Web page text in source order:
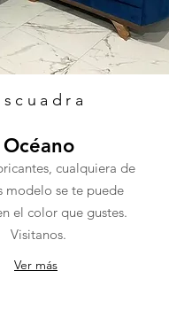
Océano
cualquiera de
modelo se te puede
el color que gustes.
Visitanos.
Ver más